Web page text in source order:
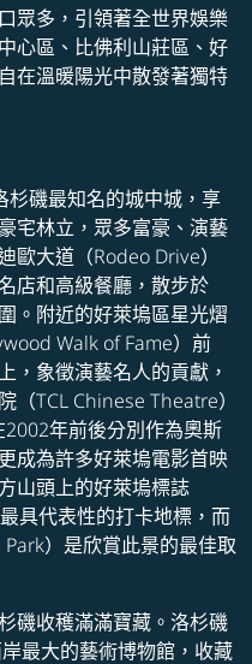
眾多，引領著全世界娛樂
心區、比佛利山莊區、好
在溫暖陽光中散發著獨特
杉磯最知名的城中城，享
宅林立，眾多富豪、演藝
歐大道（Rodeo Drive）
店和高級餐廳，散步於
。附近的好萊塢區星光熠
Walk of Fame）前
，象徵演藝名人的貢獻，
TCL Chinese Theatre）
年前後分別作為奧斯
成為許多好萊塢電影首映
山頭上的好萊塢標誌
具代表性的打卡地標，而
）是欣賞此景的最佳取
磯收穫滿滿寶藏。洛杉磯
最大的藝術博物館，收藏